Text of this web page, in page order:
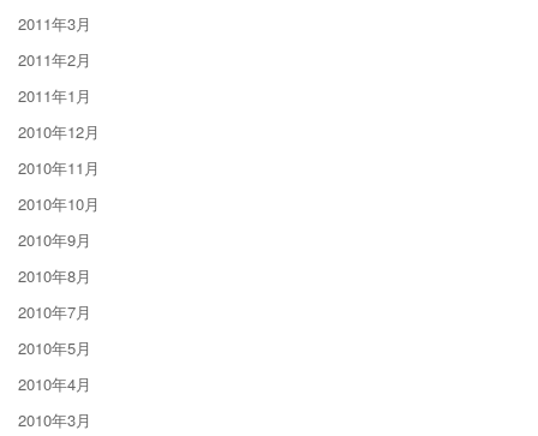
2011年3月
2011年2月
2011年1月
2010年12月
2010年11月
2010年10月
2010年9月
2010年8月
2010年7月
2010年5月
2010年4月
2010年3月